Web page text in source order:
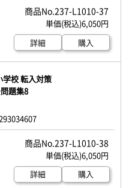
237-L1010-37
6,050円
詳細
購入
校 転入対策
題集8
237-L1010-38
6,050円
詳細
購入